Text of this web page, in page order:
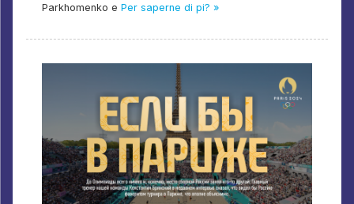
Parkhomenko e Per saperne di pi? »